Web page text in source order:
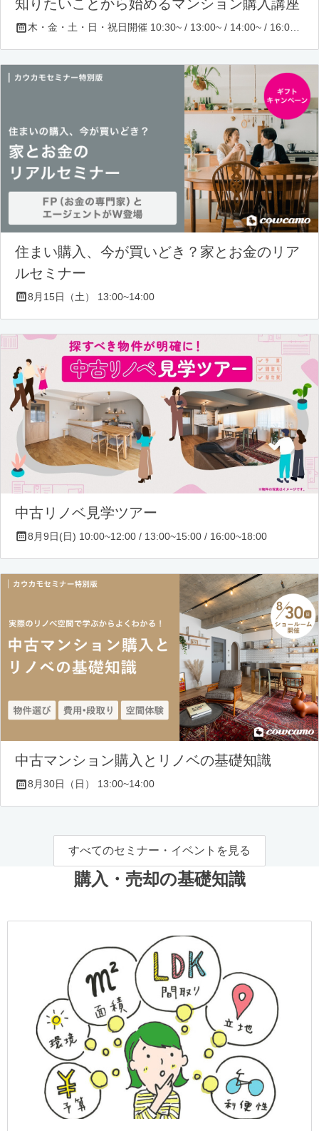
知りたいことから始めるマンション購入講座
木・金・土・日・祝日開催 10:30~ / 13:00~ / 14:00~ / 16:00~ / 17:00~/ 18:30~/ 19:30~
住まい購入、今が買いどき？家とお金のリア
ルセミナー
8月15日（土） 13:00~14:00
中古リノベ見学ツアー
8月9日(日) 10:00~12:00 / 13:00~15:00 / 16:00~18:00
中古マンション購入とリノベの基礎知識
8月30日（日） 13:00~14:00
すべてのセミナー・イベントを見る
購入・売却の基礎知識